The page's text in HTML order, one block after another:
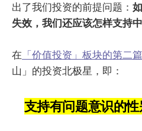
出了我们投资的前提问题：
失效，我们还应该怎样支持
在 「价值投资」板块的第二
山」的投资北极星，即：
支持有问题意识的